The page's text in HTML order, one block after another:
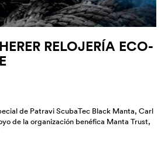
RELOJERÍA ECO-
de Patravi ScubaTec Black Manta, Carl
de la organización benéfica Manta Trust,